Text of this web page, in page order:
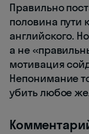
Правильно
половина пути
английского.
а не
мотивация
Непонимание
убить любое